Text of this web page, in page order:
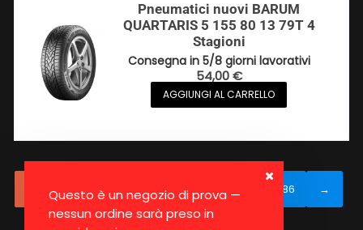
Questo è un negozio di prova —
nessun ordine sarà preso in
Pneumatici nuovi BARUM
QUARTARIS 5 155 80 13 79T 4
Stagioni
Consegna in 5/8 giorni lavorativi
54,00€
AGGIUNGI AL CARRELLO
2 3 4 … 84 86 →